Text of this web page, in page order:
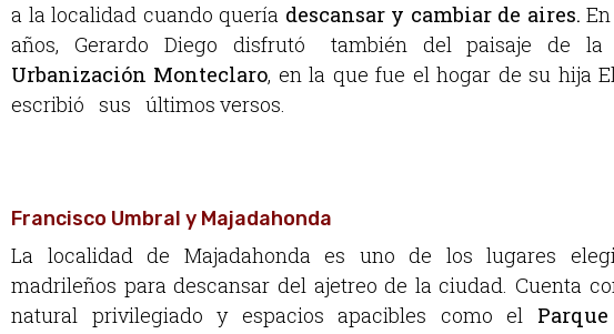
a la localidad cuando quería descansar y cambiar de aires.
años, Gerardo Diego disfrutó también del paisaje de
Urbanización Monteclaro, en la que fue el hogar de su hija
escribió sus últimos versos.
Francisco Umbral y Majadahonda
La localidad de Majadahonda es uno de los lugares
madrileños para descansar del ajetreo de la ciudad. Cuenta
natural privilegiado y espacios apacibles como el